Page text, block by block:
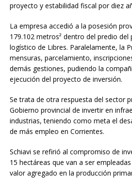
proyecto y estabilidad fiscal por diez
La empresa accedió a la posesión
179.102 metros² dentro del predio del
logístico de Libres. Paralelamente, la
mensuras, parcelamiento,
demás gestiones, pudiendo la
ejecución del proyecto de inversión.
Se trata de otra respuesta del sector
Gobierno provincial de invertir en
industrias, teniendo como meta el
de más empleo en Corrientes.
Schiavi se refirió al compromiso de
15 hectáreas que van a ser
valor agregado en la producción